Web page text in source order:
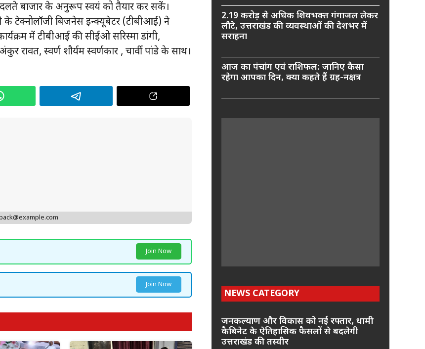
बदलते बाजार के अनुरूप स्वयं को तैयार कर सकें।
के टेक्नोलॉजी बिजनेस इन्क्यूबेटर (टीबीआई) ने
में टीबीआई की सीईओ सरिस्मा डांगी,
रावत, स्वर्ण शौर्यम स्वर्णकार , चार्वी पांडे के साथ।
Join Now
Join Now
2.19 करोड़ से अधिक शिवभक्त गंगाजल लेकर
लौटे, उत्तराखंड की व्यवस्थाओं की देशभर में
सराहना
आज का पंचांग एवं राशिफल: जानिए कैसा
रहेगा आपका दिन, क्या कहते हैं ग्रह-नक्षत्र
NEWS CATEGORY
जनकल्याण और विकास को नई रफ्तार, धामी
कैबिनेट के ऐतिहासिक फैसलों से बदलेगी
उत्तराखंड की तस्वीर